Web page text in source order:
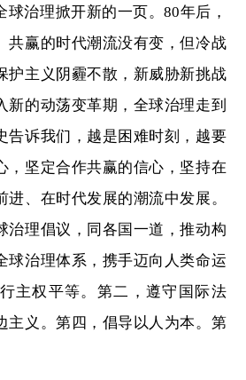
球治理掀开新的一页。80年后，
共赢的时代潮流没有变，但冷战
护主义阴霾不散，新威胁新挑战
新的动荡变革期，全球治理走到
告诉我们，越是困难时刻，越要
，坚定合作共赢的信心，坚持在
进、在时代发展的潮流中发展。
治理倡议，同各国一道，推动构
球治理体系，携手迈向人类命运
主权平等。第二，遵守国际法
主义。第四，倡导以人为本。第